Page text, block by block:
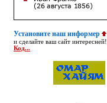
Установите наш информер
и сделайте ваш сайт интересней!
Код...